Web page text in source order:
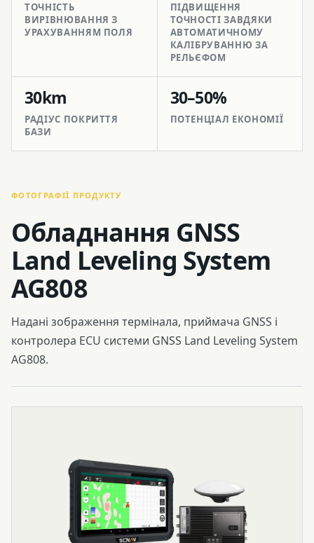
ТОЧНІСТЬ
ВИРІВНЮВАННЯ З
УРАХУВАННЯМ ПОЛЯ
ПІДВИЩЕННЯ
ТОЧНОСТІ ЗАВДЯКИ
АВТОМАТИЧНОМУ
КАЛІБРУВАННЮ ЗА
РЕЛЬЄФОМ
30km
РАДІУС ПОКРИТТЯ
БАЗИ
30–50%
ПОТЕНЦІАЛ ЕКОНОМІЇ
ФОТОГРАФІЇ ПРОДУКТУ
Обладнання GNSS
Land Leveling System
AG808
Надані зображення термінала, приймача GNSS і
контролера ECU системи GNSS Land Leveling System
AG808.